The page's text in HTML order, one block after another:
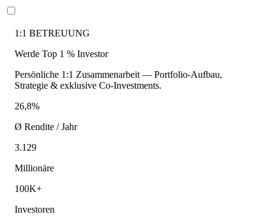
1:1 BETREUUNG
Werde Top 1 % Investor
Persönliche 1:1 Zusammenarbeit — Portfolio-Aufbau,
Strategie & exklusive Co-Investments.
26,8%
Ø Rendite / Jahr
3.129
Millionäre
100K+
Investoren